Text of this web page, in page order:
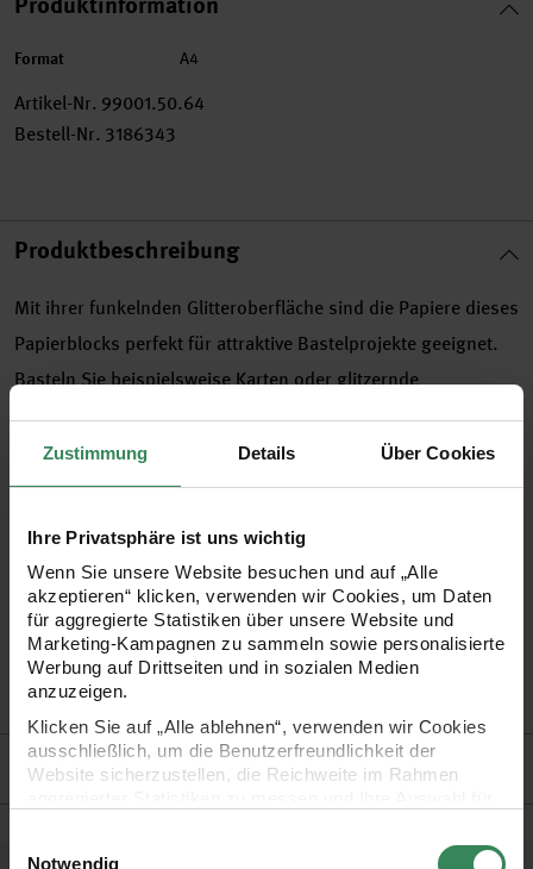
Zustimmung Details Über Cookies
Ihre Privatsphäre ist uns wichtig
Wenn Sie unsere Website besuchen und auf „Alle
akzeptieren“ klicken, verwenden wir Cookies, um Daten
für aggregierte Statistiken über unsere Website und
Marketing-Kampagnen zu sammeln sowie personalisierte
Werbung auf Drittseiten und in sozialen Medien
anzuzeigen.
Klicken Sie auf „Alle ablehnen“, verwenden wir Cookies
ausschließlich, um die Benutzerfreundlichkeit der
Website sicherzustellen, die Reichweite im Rahmen
Ihre Einwilligung ist freiwillig und kann jederzeit über den
Notwendig
Format A4
Artikel-Nr. 99001.50.64
Bestell-Nr. 3186343
Produktbeschreibung
Mit ihrer funkelnden Glitteroberfläche sind die Papiere dieses
Papierblocks perfekt für attraktive Bastelprojekte geeignet.
Basteln Sie beispielsweise Karten oder glitzernde
Wanddekorationen. Auch mit Motivstanzern lassen sich die
Papiere bearbeiten. Der Block enthält 10 Papiere in 10
verschiedenen farbharmonischen Farben. Die Rückseite ist
Größe: DIN A4, 21 x 29,5 cm
Inhalt: 10 Blatt
Papier: 180 g/m²
Farbkombination: „Magical Mix“
Hersteller